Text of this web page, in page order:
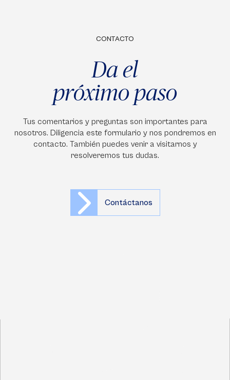
CONTACTO
Da el
próximo paso
Tus comentarios y preguntas son importantes para
nosotros. Diligencia este formulario y nos pondremos en
contacto. También puedes venir a visitarnos y
resolveremos tus dudas.
Contáctanos